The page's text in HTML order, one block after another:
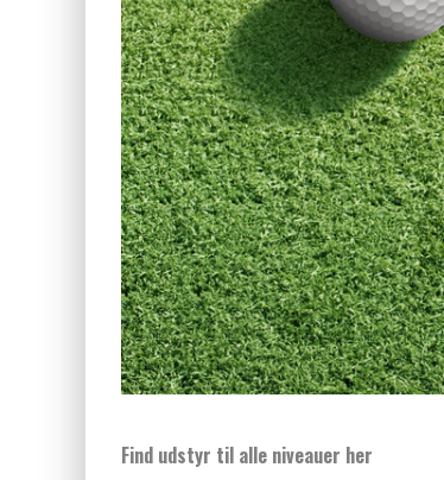
Find udstyr til alle niveauer her